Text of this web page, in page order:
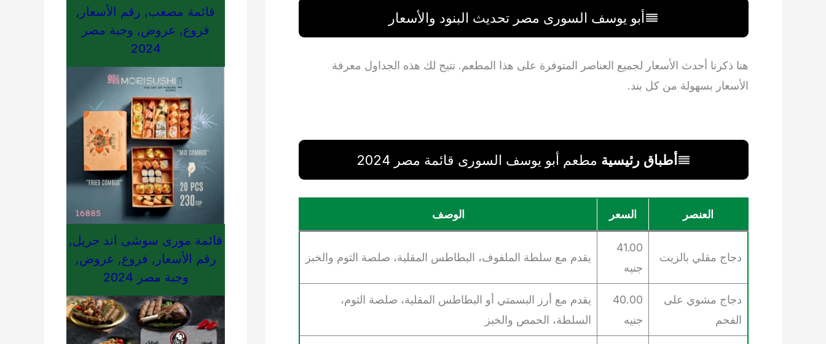
أبو يوسف السورى مصر تحديث البنود والأسعار
هنا ذكرنا أحدث الأسعار لجميع العناصر المتوفرة على هذا المطعم. تتيح لك هذه الجداول معرفة
الأسعار بسهولة من كل بند.
أطباق رئيسية مطعم أبو يوسف السورى قائمة مصر 2024
العنصر السعر الوصف
دجاج مقلي بالزيت
41.00
جنيه
يقدم مع سلطة الملفوف، البطاطس المقلية، صلصة الثوم والخبز
دجاج مشوي على
الفحم
40.00
جنيه
يقدم مع أرز البسمتي أو البطاطس المقلية، صلصة الثوم،
السلطة، الحمص والخبز
قائمة مصعب, رقم الأسعار,
فروع, عروض, وجبة مصر
2024
قائمة مورى سوشى اند جريل,
رقم الأسعار, فروع, عروض,
وجبة مصر 2024